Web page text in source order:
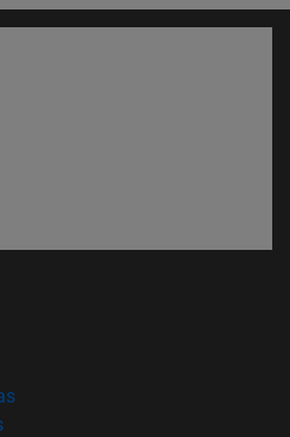
ventana)
(abre en nueva ventana)
(abre en nueva ventana)